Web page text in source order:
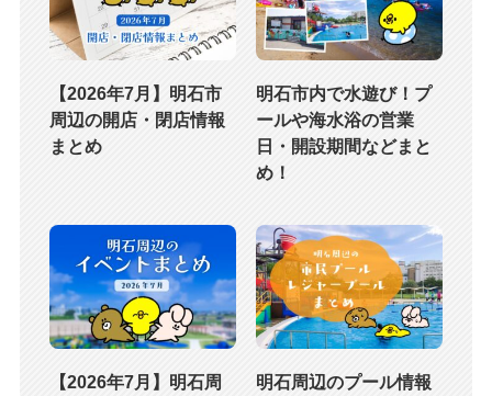
【2026年7月】明石市
周辺の開店・閉店情報
まとめ
明石市内で水遊び！プ
ールや海水浴の営業
日・開設期間などまと
め！
【2026年7月】明石周
明石周辺のプール情報